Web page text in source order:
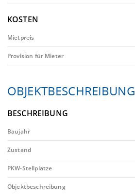
KOSTEN
Mietpreis
Provision für Mieter
OBJEKTBESCHREIBUNG
BESCHREIBUNG
Baujahr
Zustand
PKW-Stellplätze
Objektbeschreibung